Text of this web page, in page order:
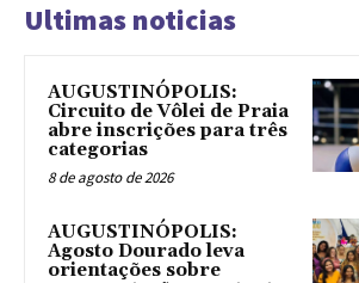
Ultimas noticias
AUGUSTINÓPOLIS:
Circuito de Vôlei de Praia
abre inscrições para três
categorias
8 de agosto de 2026
AUGUSTINÓPOLIS:
Agosto Dourado leva
orientações sobre